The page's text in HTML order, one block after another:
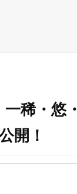
稀・悠・
開！